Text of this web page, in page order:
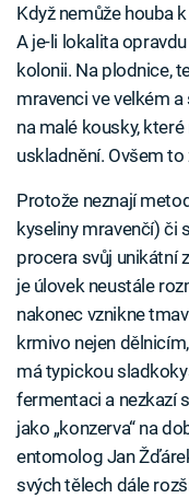
Když nemůže houba
A je-li lokalita
kolonii. Na plodnice,
mravenci ve velkém
na malé kousky,
uskladnění. Ovšem
Protože neznají
kyseliny mravenčí) či
procera svůj unikátní
je úlovek neustále
nakonec vznikne
krmivo nejen
má typickou
fermentaci a nezkazí
jako „konzerva“ na
entomolog Jan
svých tělech dále